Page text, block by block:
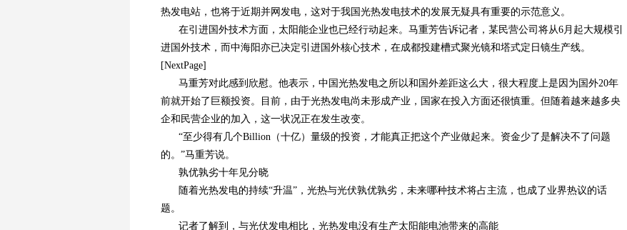
热发电站，也将于近期并网发电，这对于我国光热发电技术的发展无疑具有重要的示范意义。
在引进国外技术方面，太阳能企业也已经行动起来。马重芳告诉记者，某民营公司将从6月起大规模引
进国外技术，而中海阳亦已决定引进国外核心技术，在成都投建槽式聚光镜和塔式定日镜生产线。
[NextPage]
马重芳对此感到欣慰。他表示，中国光热发电之所以和国外差距这么大，很大程度上是因为国外20年
前就开始了巨额投资。目前，由于光热发电尚未形成产业，国家在投入方面还很慎重。但随着越来越多央
企和民营企业的加入，这一状况正在发生改变。
“至少得有几个Billion（十亿）量级的投资，才能真正把这个产业做起来。资金少了是解决不了问题
的。”马重芳说。
孰优孰劣十年见分晓
随着光热发电的持续“升温”，光热与光伏孰优孰劣，未来哪种技术将占主流，也成了业界热议的话
题。
记者了解到，与光伏发电相比，光热发电没有生产太阳能电池带来的高能